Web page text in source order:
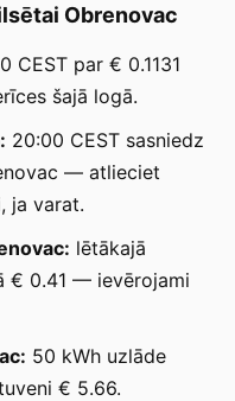
Obrenovac
CEST par € 0.1131
šajā logā.
20:00 CEST sasniedz
— atlieciet
ja varat.
lētākajā
€ 0.41 — ievērojami
50 kWh uzlāde
€ 5.66.